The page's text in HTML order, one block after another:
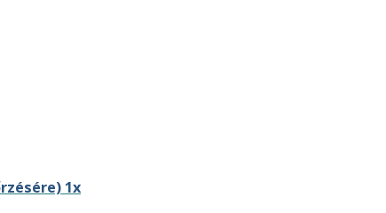
1x